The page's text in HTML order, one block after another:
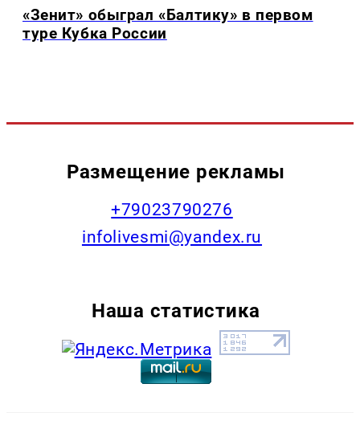
«Зенит» обыграл «Балтику» в первом
туре Кубка России
Размещение рекламы
+79023790276
infolivesmi@yandex.ru
Наша статистика